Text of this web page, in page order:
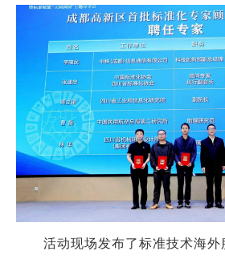
活动现场发布了标准技术海外